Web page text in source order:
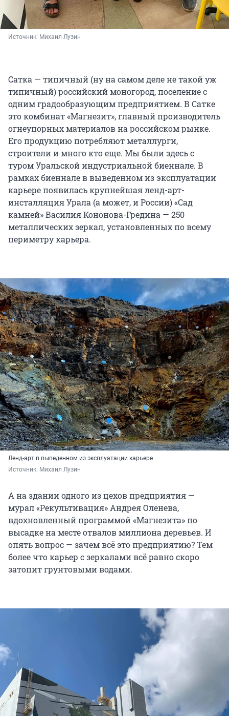
Источник: Михаил Лузин
Сатка — типичный (ну на самом деле не такой уж
типичный) российский моногород, поселение с
одним градообразующим предприятием. В Сатке
это комбинат «Магнезит», главный производитель
огнеупорных материалов на российском рынке.
Его продукцию потребляют металлурги,
строители и много кто еще. Мы были здесь с
туром Уральской индустриальной биеннале. В
рамках биеннале в выведенном из эксплуатации
карьере появилась крупнейшая ленд-арт-
инсталляция Урала (а может, и России) «Сад
камней» Василия Кононова-Гредина — 250
металлических зеркал, установленных по всему
периметру карьера.
Ленд-арт в выведенном из эксплуатации карьере
Источник: Михаил Лузин
А на здании одного из цехов предприятия —
мурал «Рекультивация» Андрея Оленева,
вдохновленный программой «Магнезита» по
высадке на месте отвалов миллиона деревьев. И
опять вопрос — зачем всё это предприятию? Тем
более что карьер с зеркалами всё равно скоро
затопит грунтовыми водами.